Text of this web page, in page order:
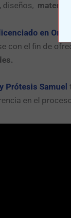
diseños,
en
con el fin de
Prótesis Samuel
en el